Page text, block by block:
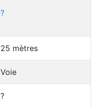
?
25 mètres
Voie
?